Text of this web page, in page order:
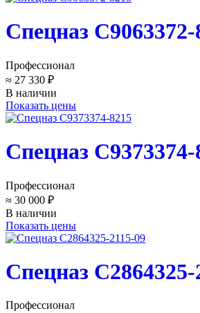
Спецназ C9063372-
Профессионал
≈ 27 330 ₽
В наличии
Показать цены
Спецназ C9373374-
Профессионал
≈ 30 000 ₽
В наличии
Показать цены
Спецназ C2864325-
Профессионал